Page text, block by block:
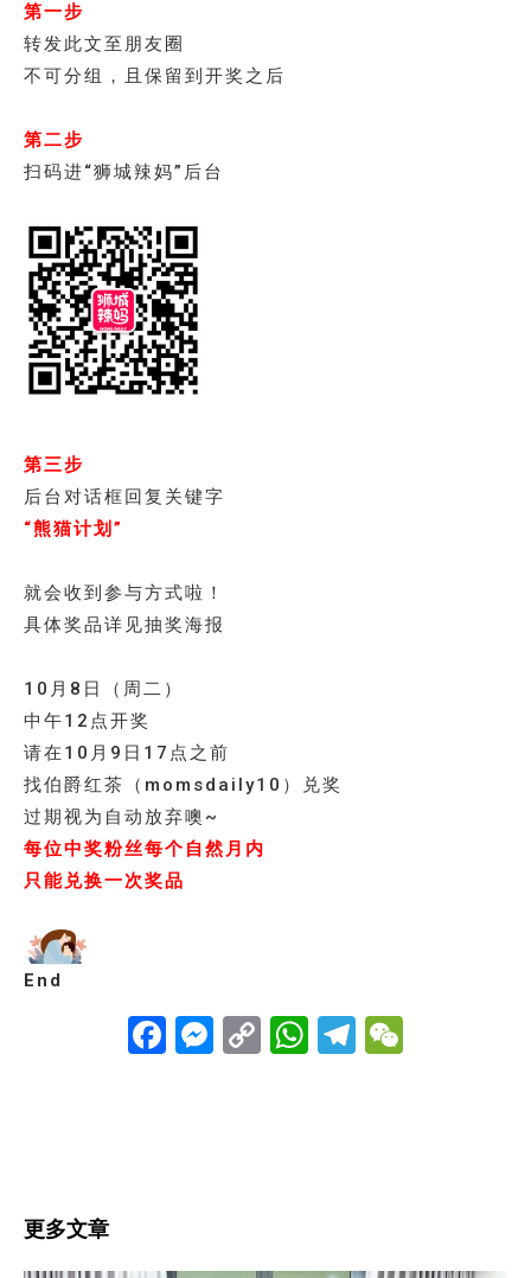
第一步
转发此文至朋友圈
不可分组，且保留到开奖之后
第二步
扫码进“狮城辣妈”后台
第三步
后台对话框回复关键字
“熊猫计划”
就会收到参与方式啦！
具体奖品详见抽奖海报
10月8日（周二）
中午12点开奖
请在10月9日17点之前
找伯爵红茶（momsdaily10）兑奖
过期视为自动放弃噢~
每位中奖粉丝每个自然月内
只能兑换一次奖品
End
Facebook
Messenger
CopyWhatsApp
更多文章